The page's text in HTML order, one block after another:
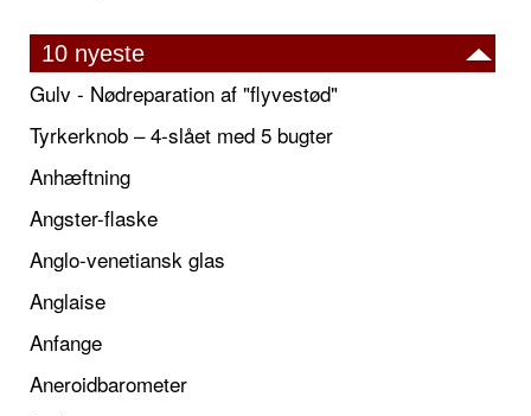
10 nyeste
Gulv - Nødreparation af "flyvestød"
Tyrkerknob – 4-slået med 5 bugter
Anhæftning
Angster-flaske
Anglo-venetiansk glas
Anglaise
Anfange
Aneroidbarometer